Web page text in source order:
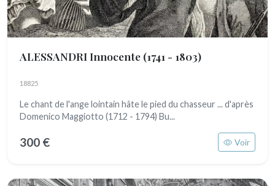
ALESSANDRI Innocente (1741 - 1803)
18825
Le chant de l'ange lointain hâte le pied du chasseur ... d'après
Domenico Maggiotto (1712 - 1794) Bu...
300 € Voir